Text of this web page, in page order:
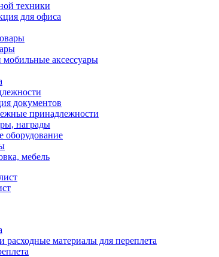
техники
для офиса
аксессуары
документов
принадлежности
награды
оборудование
мебель
материалы для переплета